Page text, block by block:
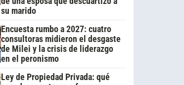
su marido
Encuesta rumbo a 2027: cuatro
consultoras midieron el desgaste
de Milei y la crisis de liderazgo
en el peronismo
Ley de Propiedad Privada: qué